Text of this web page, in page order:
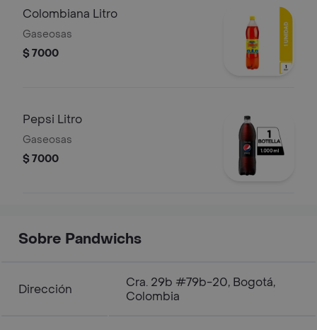
Colombiana Litro
Gaseosas
$ 7000
Pepsi Litro
Gaseosas
$ 7000
Sobre Pandwichs
Dirección
Cra. 29b #79b-20, Bogotá,
Colombia